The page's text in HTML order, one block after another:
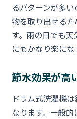
るパターンが多
物を取り出せる
す。雨の日でも
にもかなり楽にな
節水効果が高
ドラム式洗濯機
なります。一般